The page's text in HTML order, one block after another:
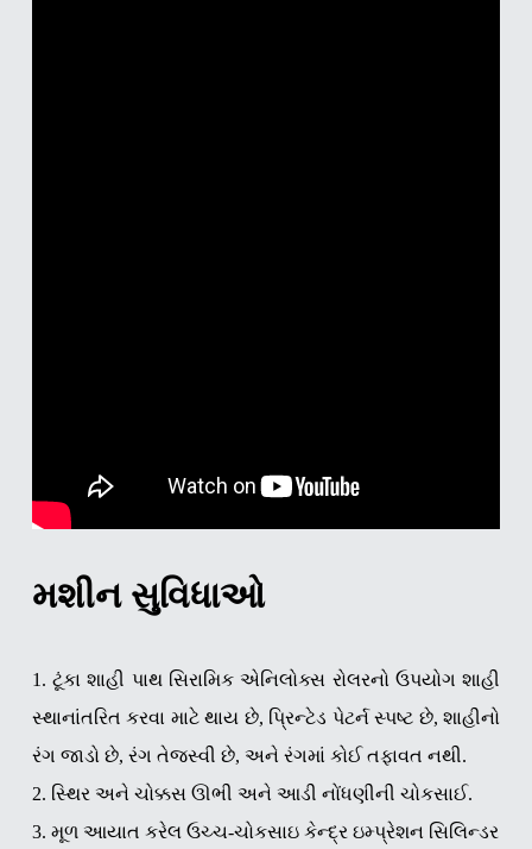
મશીન સુવિધાઓ
1. ટૂંકા શાહી પાથ સિરામિક એનિલોક્સ રોલરનો ઉપયોગ શાહી
સ્થાનાંતરિત કરવા માટે થાય છે, પ્રિન્ટેડ પેટર્ન સ્પષ્ટ છે, શાહીનો
રંગ જાડો છે, રંગ તેજસ્વી છે, અને રંગમાં કોઈ તફાવત નથી.
2. સ્થિર અને ચોક્કસ ઊભી અને આડી નોંધણીની ચોકસાઈ.
3. મૂળ આયાત કરેલ ઉચ્ચ-ચોકસાઇ કેન્દ્ર ઇમ્પ્રેશન સિલિન્ડર